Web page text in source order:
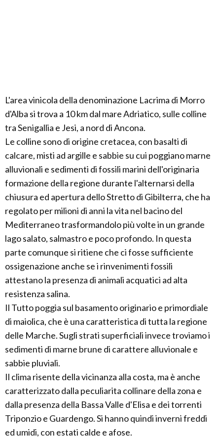
L'area vinicola della denominazione Lacrima di Morro
d'Alba si trova a 10 km dal mare Adriatico, sulle colline
tra Senigallia e Jesi, a nord di Ancona.
Le colline sono di origine cretacea, con basalti di
calcare, misti ad argille e sabbie su cui poggiano marne
alluvionali e sedimenti di fossili marini dell'originaria
formazione della regione durante l'alternarsi della
chiusura ed apertura dello Stretto di Gibilterra, che ha
regolato per milioni di anni la vita nel bacino del
Mediterraneo trasformandolo più volte in un grande
lago salato, salmastro e poco profondo. In questa
parte comunque si ritiene che ci fosse sufficiente
ossigenazione anche se i rinvenimenti fossili
attestano la presenza di animali acquatici ad alta
resistenza salina.
Il Tutto poggia sul basamento originario e primordiale
di maiolica, che è una caratteristica di tutta la regione
delle Marche. Sugli strati superficiali invece troviamo i
sedimenti di marne brune di carattere alluvionale e
sabbie pluviali.
Il clima risente della vicinanza alla costa, ma è anche
caratterizzato dalla peculiarita collinare della zona e
dalla presenza della Bassa Valle d'Elisa e dei torrenti
Triponzio e Guardengo. Si hanno quindi inverni freddi
ed umidi, con estati calde e afose.